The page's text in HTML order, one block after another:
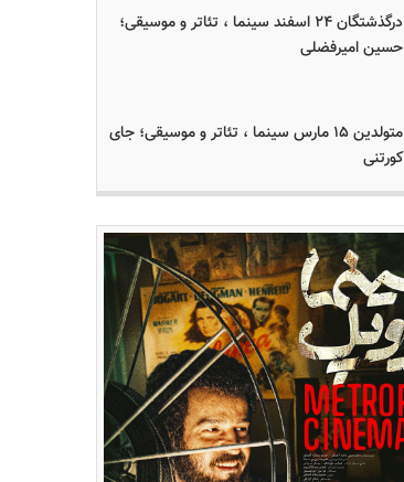
درگذشتگان ۲۴ اسفند سینما ، تئاتر و موسیقی؛
حسین امیرفضلی
متولدین ۱۵ مارس سینما ، تئاتر و موسیقی؛ جای
کورتنی